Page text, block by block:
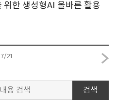
한 생성형AI 올바른 활용
7/21
검색